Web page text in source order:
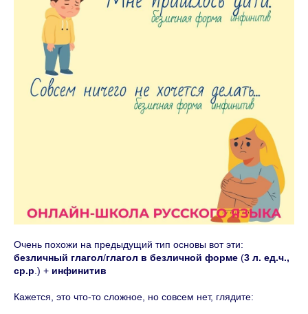
Очень похожи на предыдущий тип основы вот эти:
безличный глагол/глагол в безличной форме (3 л. ед.ч.,
ср.р .) + инфинитив
Кажется, это что-то сложное, но совсем нет, глядите: